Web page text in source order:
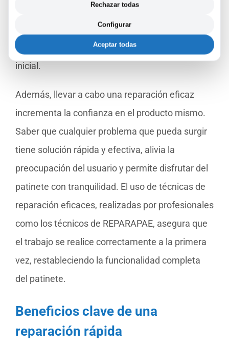
beneficioso para tu seguridad, al prevenir
posibles fallos mayores mientras utilizas el
patinete, sino que también protege tu inversión
inicial.
Además, llevar a cabo una reparación eficaz
incrementa la confianza en el producto mismo.
Saber que cualquier problema que pueda surgir
tiene solución rápida y efectiva, alivia la
preocupación del usuario y permite disfrutar del
patinete con tranquilidad. El uso de técnicas de
reparación eficaces, realizadas por profesionales
como los técnicos de REPARAPAE, asegura que
el trabajo se realice correctamente a la primera
vez, restableciendo la funcionalidad completa
del patinete.
Beneficios clave de una
reparación rápida
Rechazar todas
Configurar
Aceptar todas